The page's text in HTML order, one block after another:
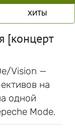
ХИТЫ
[концерт
Vision —
на
одной
Mode.